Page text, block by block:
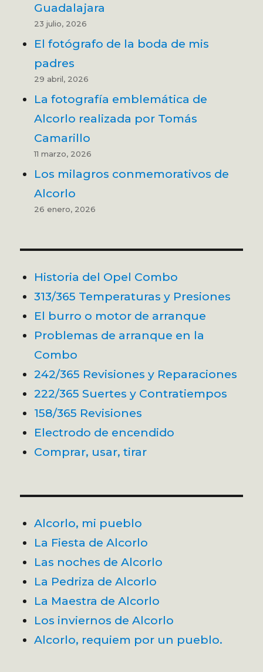
Guadalajara
23 julio, 2026
El fotógrafo de la boda de mis
padres
29 abril, 2026
La fotografía emblemática de
Alcorlo realizada por Tomás
Camarillo
11 marzo, 2026
Los milagros conmemorativos de
Alcorlo
26 enero, 2026
Historia del Opel Combo
313/365 Temperaturas y Presiones
El burro o motor de arranque
Problemas de arranque en la
Combo
242/365 Revisiones y Reparaciones
222/365 Suertes y Contratiempos
158/365 Revisiones
Electrodo de encendido
Comprar, usar, tirar
Alcorlo, mi pueblo
La Fiesta de Alcorlo
Las noches de Alcorlo
La Pedriza de Alcorlo
La Maestra de Alcorlo
Los inviernos de Alcorlo
Alcorlo, requiem por un pueblo.